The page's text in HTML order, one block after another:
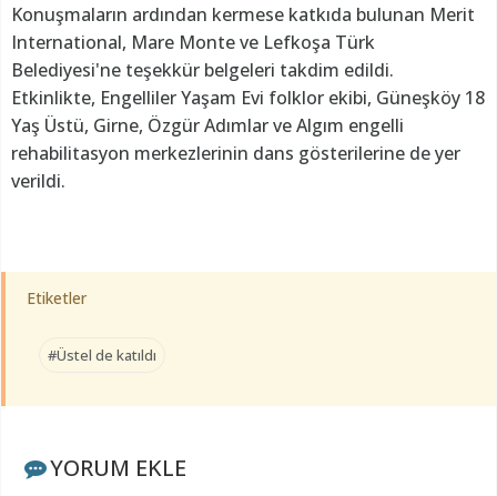
Konuşmaların ardından kermese katkıda bulunan Merit
International, Mare Monte ve Lefkoşa Türk
Belediyesi'ne teşekkür belgeleri takdim edildi.
Etkinlikte, Engelliler Yaşam Evi folklor ekibi, Güneşköy 18
Yaş Üstü, Girne, Özgür Adımlar ve Algım engelli
rehabilitasyon merkezlerinin dans gösterilerine de yer
verildi.
Etiketler
#Üstel de katıldı
YORUM EKLE